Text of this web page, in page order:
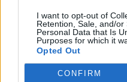
I want to opt-out of
Retention, Sale, and/or
Personal Data that Is
Purposes for which it
Opted Out
CONFIRM